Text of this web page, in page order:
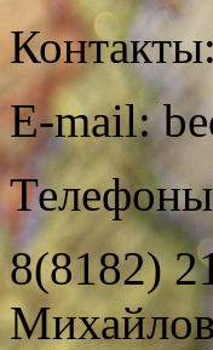
Контакты:
E-mail:
8(8182)